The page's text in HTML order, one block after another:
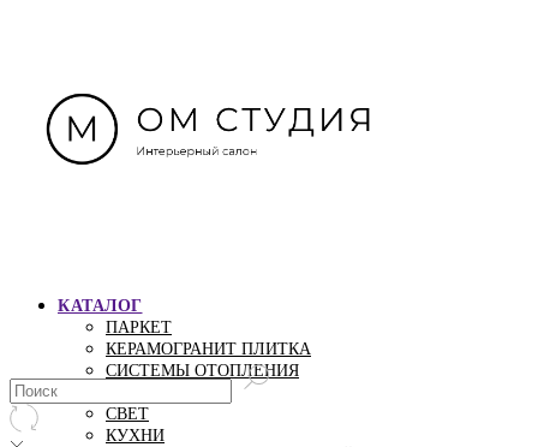
КАТАЛОГ
ПАРКЕТ
КЕРАМОГРАНИТ ПЛИТКА
СИСТЕМЫ ОТОПЛЕНИЯ
СВЕТ
КУХНИ